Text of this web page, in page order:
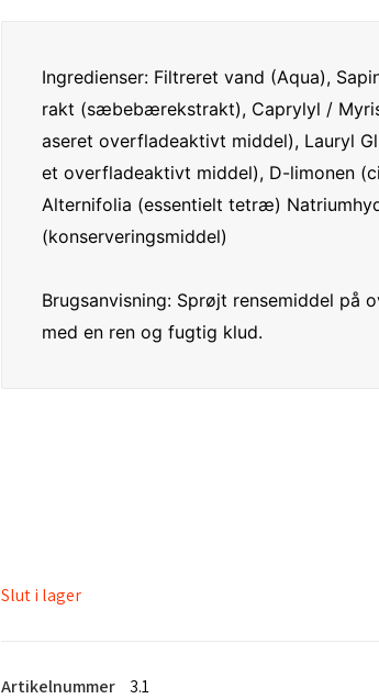
Ingredienser: Filtreret vand (Aqua),
rakt (sæbebærekstrakt), Caprylyl /
aseret overfladeaktivt middel), Lauryl
et overfladeaktivt middel), D-limonen
Alternifolia (essentielt tetræ)
(konserveringsmiddel)
Brugsanvisning: Sprøjt rensemiddel på
med en ren og fugtig klud.
Slut i lager
Artikelnummer
3.1